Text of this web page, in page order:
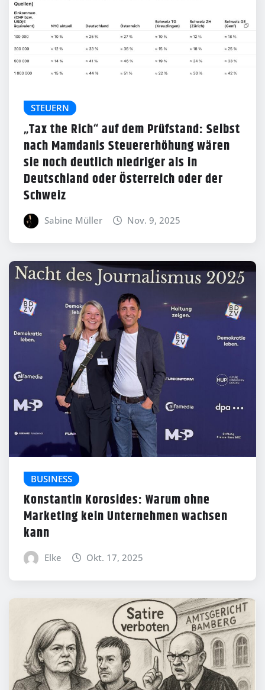
STEUERN
„Tax the Rich“ auf dem Prüfstand: Selbst
nach Mamdanis Steuererhöhung wären
sie noch deutlich niedriger als in
Deutschland oder Österreich oder der
Schweiz
Sabine Müller Nov. 9, 2025
BUSINESS
Konstantin Korosides: Warum ohne
Marketing kein Unternehmen wachsen
kann
Elke Okt. 17, 2025